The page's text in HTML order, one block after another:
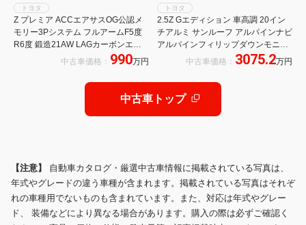
トヨタ
Z プレミア ACCエアサスOG公認メ
モリー3Pシステム フルアームF5度
R6度 鍛造21AW LAGカーボンエア
ロ ROHANオリジナル全塗装 BIGブ
中古車価格： 990万円
トヨタ
2.5Z Gエディション 車高調 20イン
チアルミ サンルーフ アルパインナビ
アルパインフィリップダウンモニタ
中古車価格： 3075.2万円
中古車トップ
【注意】 自動車カタログ・厳選中古車情報に掲載されている写真は、
年式やグレードの違う車種が含まれます。掲載されている写真はそれぞ
れの車種用でないものも含まれています。また、対応は年式やグレー
ド、 装備などにより異なる場合があります。購入の際は必ずご確認く